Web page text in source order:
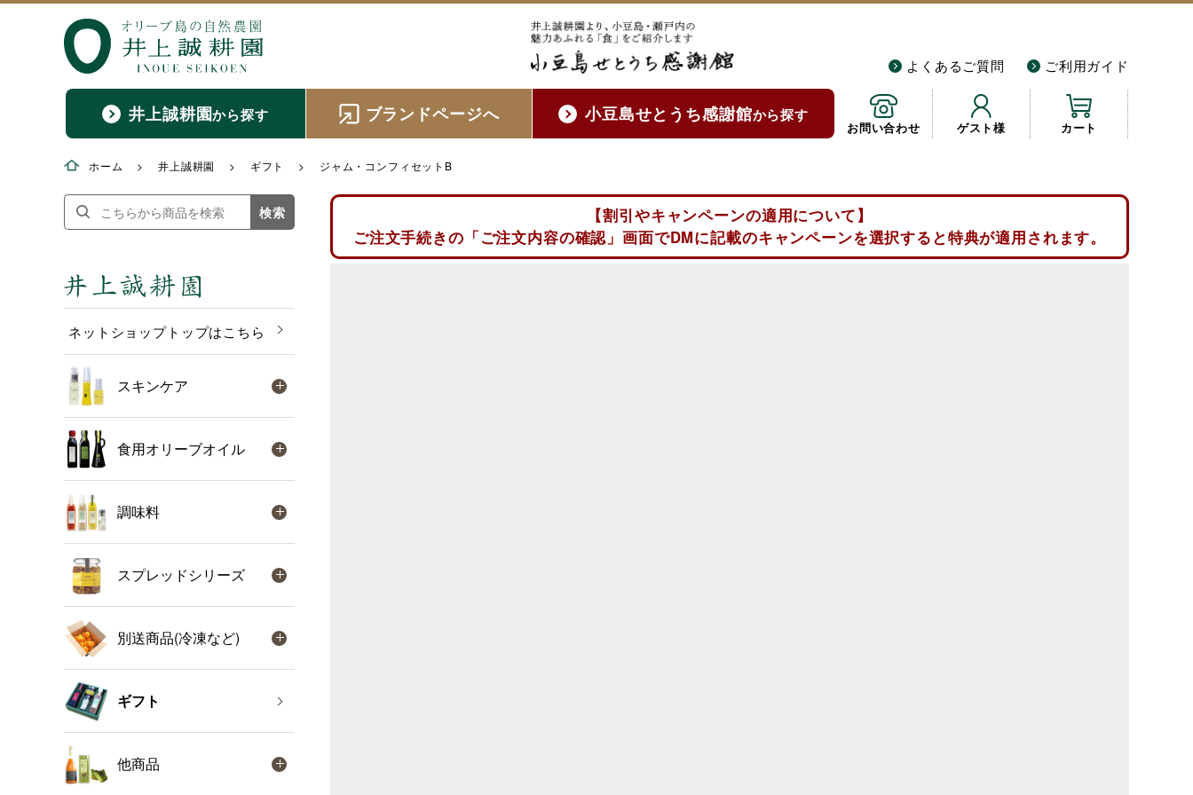
よくあるご質問 ご利用ガイド
井上誠耕園から探す ブランドページへ 小豆島せとうち感謝館から探す
お問い合わせ ゲスト様 カート
ホーム > 井上誠耕園 > ギフト > ジャム・コンフィセットB
検索
ネットショップトップはこちら
スキンケア
食用オリーブオイル
調味料
スプレッドシリーズ
別送商品(冷凍など)
ギフト
他商品
【割引やキャンペーンの適用について】
ご注文手続きの「ご注文内容の確認」画面でDMに記載のキャンペーンを選択すると特典が適用されます。